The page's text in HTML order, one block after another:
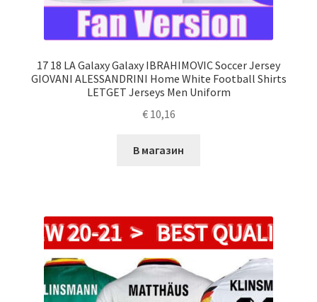
17 18 LA Galaxy Galaxy IBRAHIMOVIC Soccer Jersey
GIOVANI ALESSANDRINI Home White Football Shirts
LETGET Jerseys Men Uniform
€10,16
В магазин